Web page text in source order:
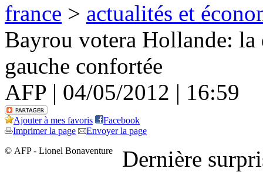
france > actualités et
Bayrou votera Hollande:
gauche confortée
AFP | 04/05/2012 | 16:59
Ajouter à mes favoris
Facebook
Imprimer la page
Envoyer la page
© AFP - Lionel Bonaventure
Dernière